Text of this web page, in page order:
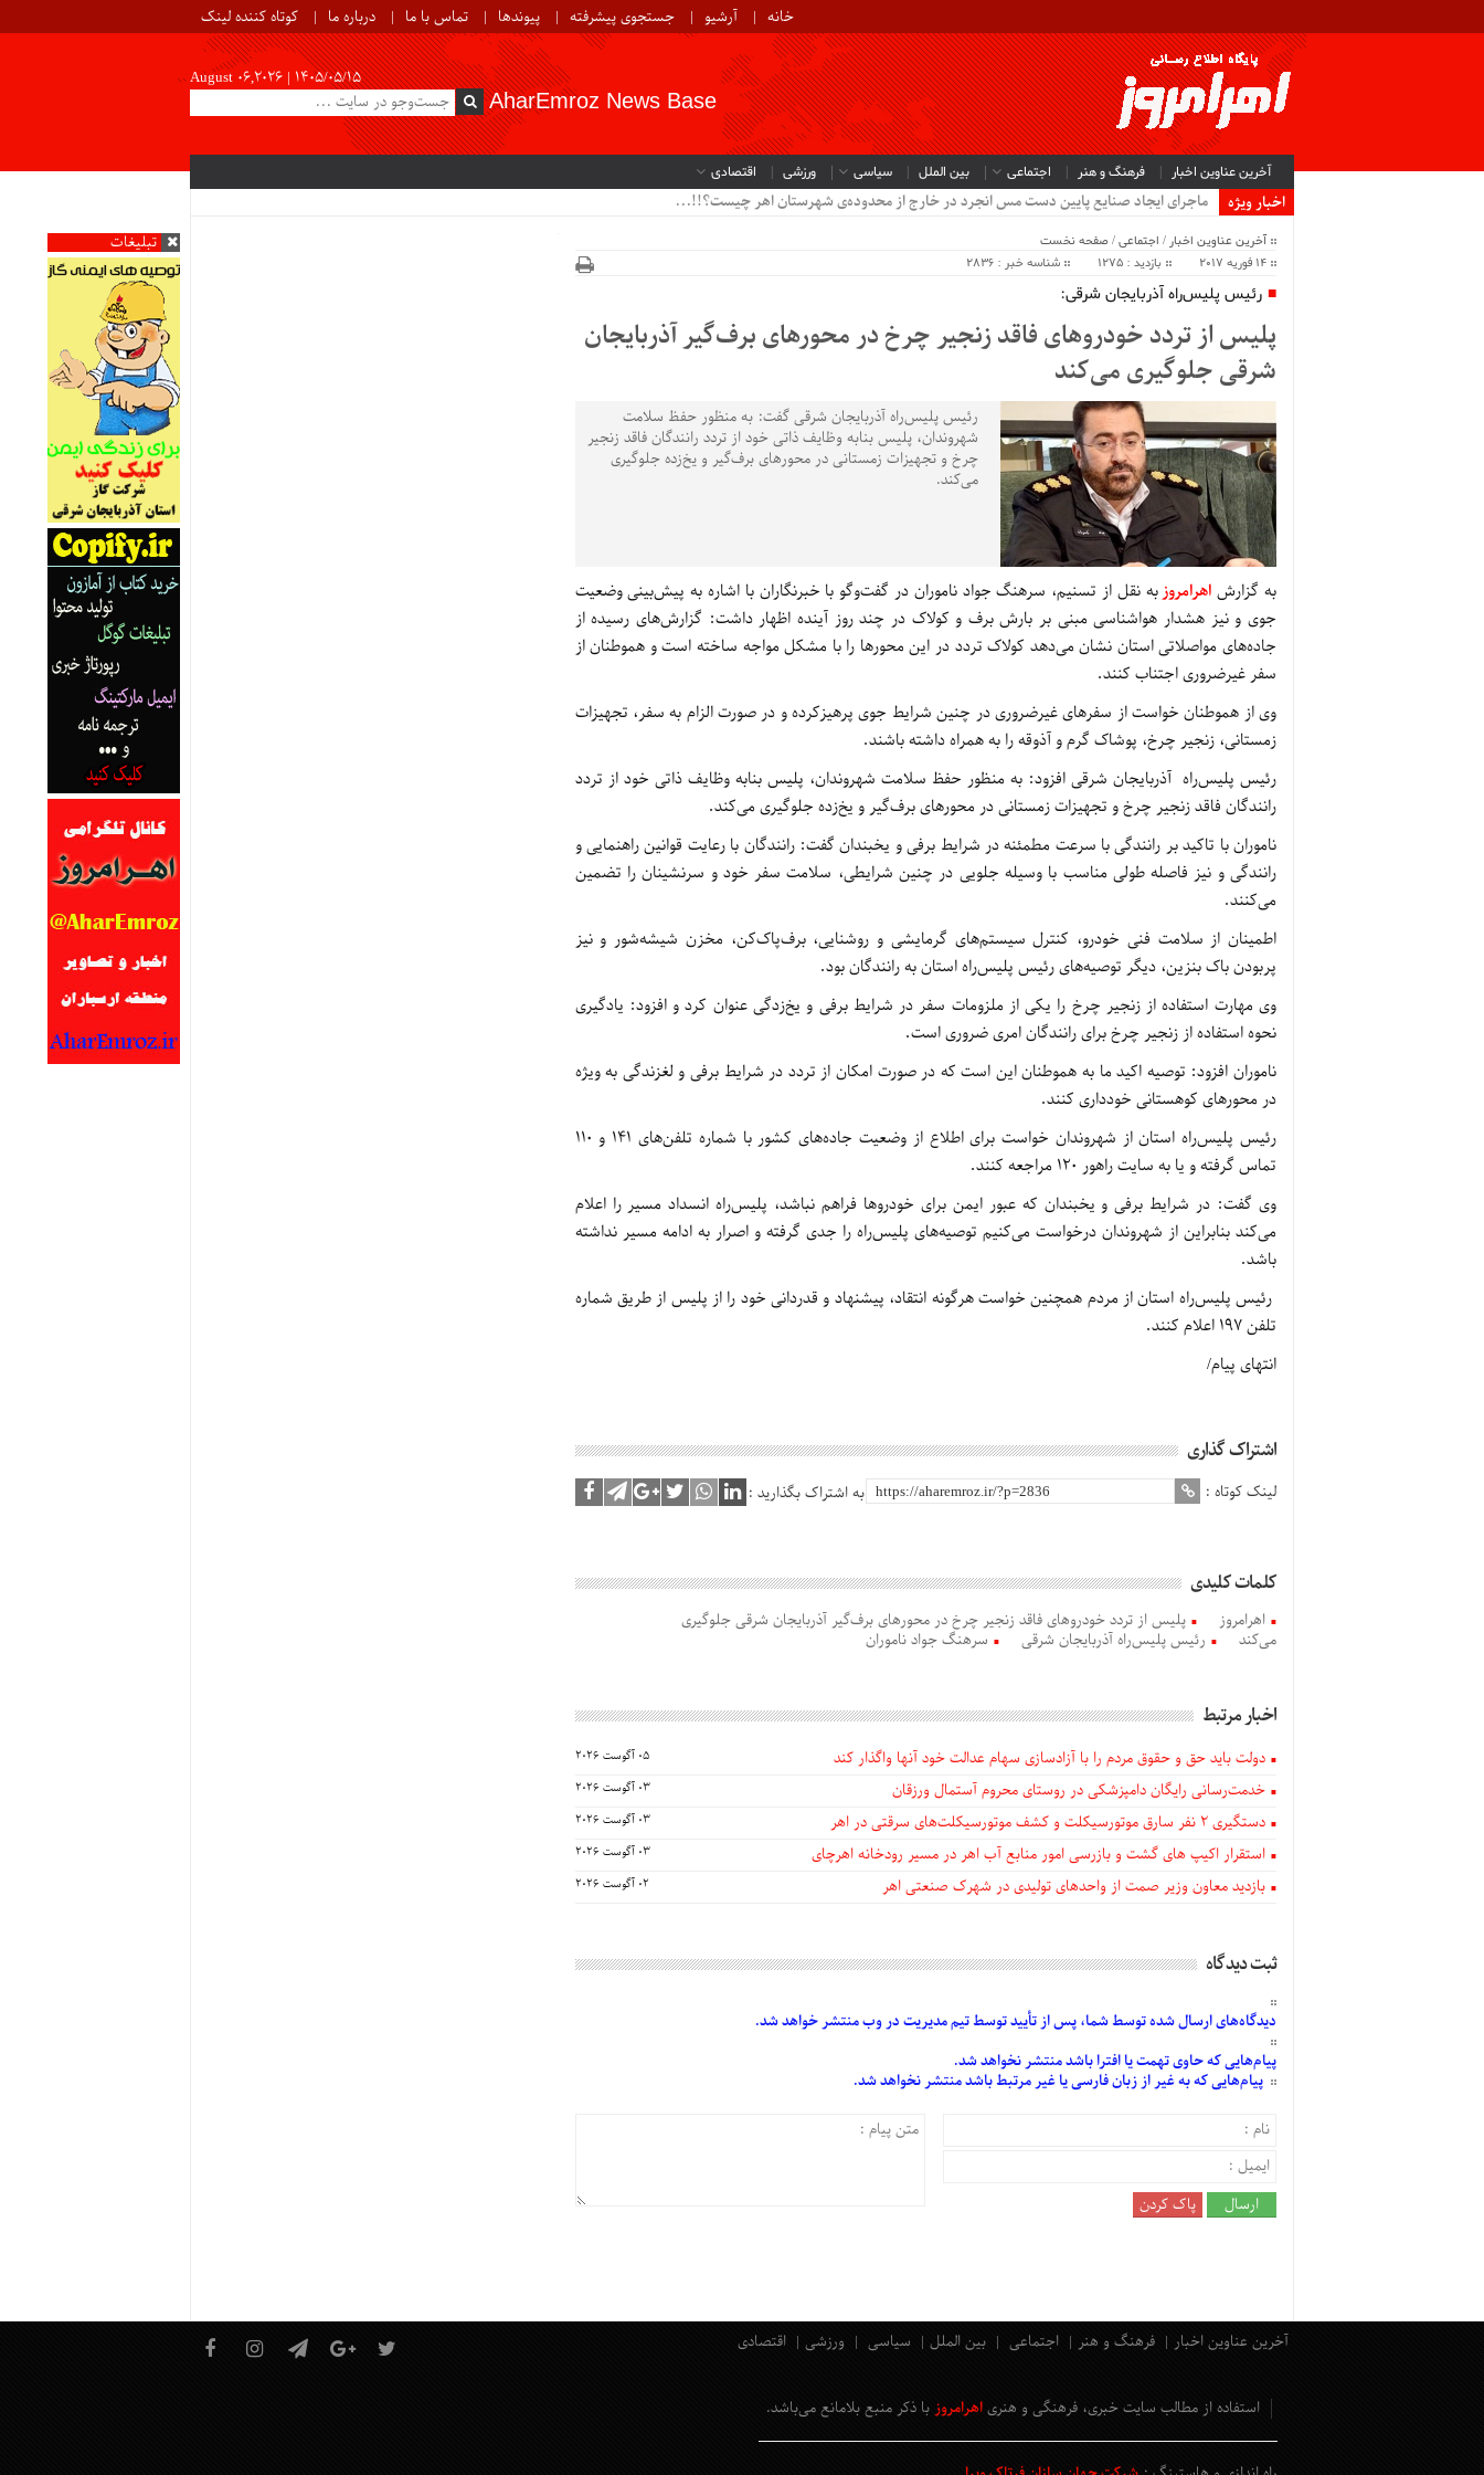
خانه آرشیو جستجوی پیشرفته پیوندها تماس با ما درباره ما کوتاه کننده لینک
August 06,2026 | ۱۴۰۵/۰۵/۱۵
AharEmroz News Base
آخرین عناوین اخبار فرهنگ و هنر اجتماعی بین الملل سیاسی ورزشی اقتصادی
اخبار ویژه
ماجرای ایجاد صنایع پایین دست مس انجرد در خارج از محدوده‌ی شهرستان اهر چیست؟!!...
تبلیغات
آخرین عناوین اخبار / اجتماعی/صفحه نخست
14 فوریه 2017
بازدید : 1275 شناسه خبر : 2836
رئیس پلیس‌راه آذربایجان شرقی:
پلیس از تردد خودروهای فاقد زنجیر چرخ در محورهای برف‌گیر آذربایجان
شرقی جلوگیری می‌کند
رئیس پلیس‌راه آذربایجان شرقی گفت: به منظور حفظ سلامت
شهروندان، پلیس بنابه وظایف ذاتی خود از تردد رانندگان فاقد زنجیر
چرخ و تجهیزات زمستانی در محورهای برف‌گیر و یخ‌زده جلوگیری
می‌کند.
به گزارش اهرامروزبه نقل از تسنیم، سرهنگ جواد ناموران در گفت‌وگو با خبرنگاران با اشاره به پیش‌بینی وضعیت
جوی و نیز هشدار هواشناسی مبنی بر بارش برف و کولاک در چند روز آینده اظهار داشت: گزارش‌های رسیده از
جاده‌های مواصلاتی استان نشان می‌دهد کولاک تردد در این محورها را با مشکل مواجه ساخته است و هموطنان از
سفر غیرضروری اجتناب کنند.
وی از هموطنان خواست از سفرهای غیرضروری در چنین شرایط جوی پرهیزکرده و در صورت الزام به سفر، تجهیزات
زمستانی، زنجیر چرخ، پوشاک گرم و آذوقه را به همراه داشته باشند.
رئیس پلیس‌راه آذربایجان شرقی افزود: به منظور حفظ سلامت شهروندان، پلیس بنابه وظایف ذاتی خود از تردد
رانندگان فاقد زنجیر چرخ و تجهیزات زمستانی در محورهای برف‌گیر و یخ‌زده جلوگیری می‌کند.
ناموران با تاکید بر رانندگی با سرعت مطمئنه در شرایط برفی و یخبندان گفت: رانندگان با رعایت قوانین راهنمایی و
رانندگی و نیز فاصله طولی مناسب با وسیله جلویی در چنین شرایطی، سلامت سفر خود و سرنشینان را تضمین
می‌کنند.
اطمینان از سلامت فنی خودرو، کنترل سیستم‌های گرمایشی و روشنایی، برف‌پاک‌کن، مخزن شیشه‌شور و نیز
پربودن باک بنزین، دیگر توصیه‌های رئیس پلیس‌راه استان به رانندگان بود.
وی مهارت استفاده از زنجیر چرخ را یکی از ملزومات سفر در شرایط برفی و یخ‌زدگی عنوان کرد و افزود: یادگیری
نحوه استفاده از زنجیر چرخ برای رانندگان امری ضروری است.
ناموران افزود: توصیه اکید ما به هموطنان این است که در صورت امکان از تردد در شرایط برفی و لغزندگی به ویژه
در محورهای کوهستانی خودداری کنند.
رئیس پلیس‌راه استان از شهروندان خواست برای اطلاع از وضعیت جاده‌های کشور با شماره تلفن‌های 141 و 110
تماس گرفته و یا به سایت راهور 120 مراجعه کنند.
وی گفت: در شرایط برفی و یخبندان که عبور ایمن برای خودروها فراهم نباشد، پلیس‌راه انسداد مسیر را اعلام
می‌کند بنابراین از شهروندان درخواست می‌کنیم توصیه‌های پلیس‌راه را جدی گرفته و اصرار به ادامه مسیر نداشته
باشد.
رئیس پلیس‌راه استان از مردم همچنین خواست هرگونه انتقاد، پیشنهاد و قدردانی خود را از پلیس از طریق شماره
تلفن 197 اعلام کنند.
انتهای پیام/
اشتراک گذاری
لینک کوتاه : به اشتراک بگذارید :
کلمات کلیدی
اهرامروز
پلیس از تردد خودروهای فاقد زنجیر چرخ در محورهای برف‌گیر آذربایجان شرقی جلوگیری
می‌کند
رئیس پلیس‌راه آذربایجان شرقی سرهنگ جواد ناموران
اخبار مرتبط
دولت باید حق و حقوق مردم را با آزادسازی سهام عدالت خود آنها واگذار کند 05 آگوست 2026
خدمت‌رسانی رایگان دامپزشکی در روستای محروم آستمال ورزقان 03 آگوست 2026
دستگيری ۲ نفر سارق موتورسیکلت و کشف موتورسیکلت‌های سرقتی در اهر 03 آگوست 2026
استقرار اکیپ های گشت و بازرسی امور منابع آب اهر در مسیر رودخانه اهرچای 03 آگوست 2026
بازدید معاون وزیر صمت از واحدهای تولیدی در شهرک صنعتی اهر 02 آگوست 2026
ثبت دیدگاه
دیدگاه‌هایارسالشدهتوسط شما، پس از تأییدتوسط تیم مدیریت در وب منتشر خواهد شد.
پیام‌هاییکه حاوی تهمت یا افترا باشد منتشر نخواهد شد.
پیام‌هاییکه به غیر از زبان فارسی یا غیر مرتبط باشد منتشر نخواهد شد.
آخرین عناوین اخبار فرهنگ و هنر اجتماعی بین الملل سیاسی ورزشی اقتصادی
استفاده از مطالب سایت خبری، فرهنگی و هنری اهرامروز با ذکر منبع بلامانع می‌باشد.